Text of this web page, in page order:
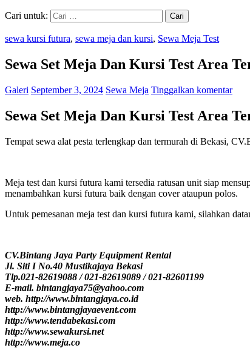
Cari untuk:
sewa kursi futura, sewa meja dan kursi, Sewa Meja Test
Sewa Set Meja Dan Kursi Test Area
Galeri September 3, 2024 Sewa Meja Tinggalkan komentar
Sewa Set Meja Dan Kursi Test Area
Tempat sewa alat pesta terlengkap dan termurah di Bekasi,
Meja test dan kursi futura kami tersedia ratusan unit siap
menambahkan kursi futura baik dengan cover ataupun polos.
Untuk pemesanan meja test dan kursi futura kami, silahkan
CV.Bintang Jaya Party Equipment Rental
Jl. Siti I No.40 Mustikajaya Bekasi
Tlp.021-82619088 / 021-82619089 / 021-82601199
E-mail. bintangjaya75@yahoo.com
web. http://www.bintangjaya.co.id
http://www.bintangjayaevent.com
http://www.tendabekasi.com
http://www.sewakursi.net
http://www.meja.co